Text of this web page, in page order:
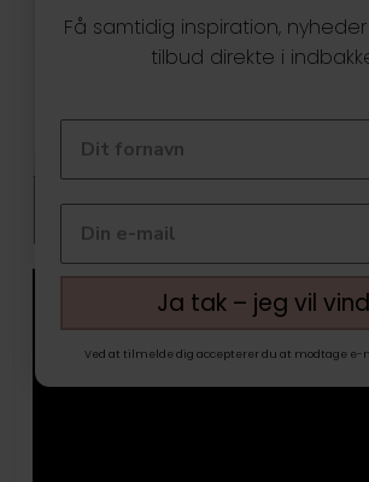
Få samtidig inspiration,
tilbud direkte i
Ja tak – jeg vil
Ved at tilmelde dig accepterer du at modtage